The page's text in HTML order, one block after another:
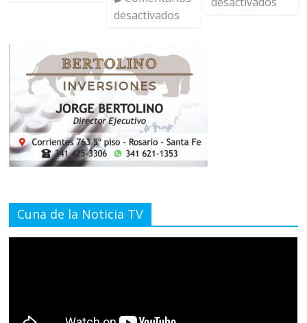
desactivados
Cuna de la Noticia TV